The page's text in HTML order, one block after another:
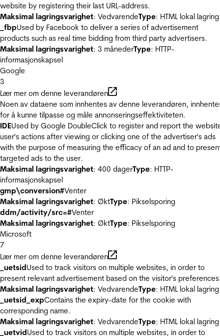
website by registering their last URL-address.
Maksimal lagringsvarighet: VedvarendeType: HTML lokal lagring
_fbpUsed by Facebook to deliver a series of advertisement
products such as real time bidding from third party advertisers.
Maksimal lagringsvarighet: 3 månederType: HTTP-
informasjonskapsel
Google
3
Lær mer om denne leverandøren
Noen av dataene som innhentes av denne leverandøren,
for å kunne tilpasse og måle annonseringseffektiviteten.
IDEUsed by Google DoubleClick to register and report the
user's actions after viewing or clicking one of the advertiser's ads
with the purpose of measuring the efficacy of an ad and to
targeted ads to the user.
Maksimal lagringsvarighet: 400 dagerType: HTTP-
informasjonskapsel
gmp\conversion#Venter
Maksimal lagringsvarighet: ØktType: Pikselsporing
ddm/activity/src=#Venter
Maksimal lagringsvarighet: ØktType: Pikselsporing
Microsoft
7
Lær mer om denne leverandøren
_uetsidUsed to track visitors on multiple websites, in order to
present relevant advertisement based on the visitor's
Maksimal lagringsvarighet: VedvarendeType: HTML lokal lagring
_uetsid_expContains the expiry-date for the cookie with
corresponding name.
Maksimal lagringsvarighet: VedvarendeType: HTML lokal lagring
_uetvidUsed to track visitors on multiple websites, in order to